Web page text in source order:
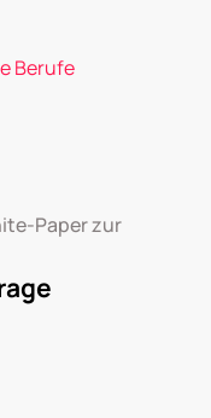
Berufe
Paper zur